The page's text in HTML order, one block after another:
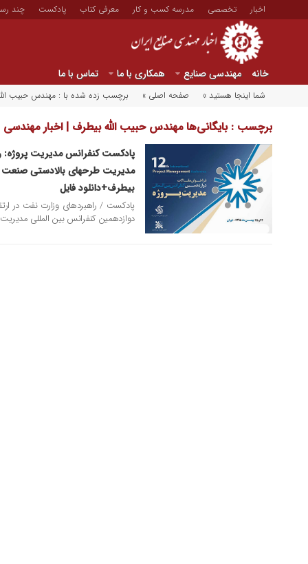
اخبار تخصصی مدرسه کسب و کار معرفی کتاب پادکست چند
خانه مهندسی صنایع همکاری با ما تماس با ما
شما اینجا هستید » صفحه اصلی » برچسب زده شده با : مهندس حبیب
برچسب : بایگانی‌ها مهندس حبیب الله بیطرف | اخبار مهندسی
۱۶ اسفند ۱۳۹۵
پادکست کنفرانس مدیریت پروژه:
مدیریت طرحهای بالادستی
بیطرف+دانلود فایل
پادکست / راهبردهای وزارت نفت در
دوازدهمین کنفرانس بین المللی